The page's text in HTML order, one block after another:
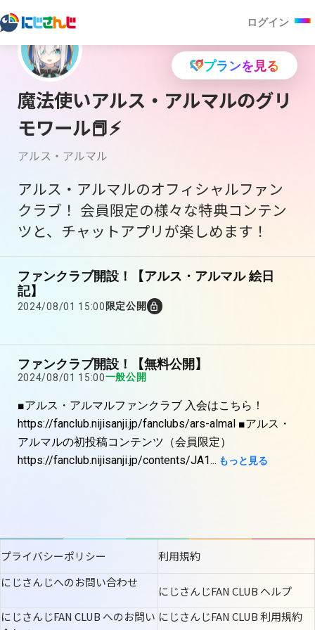
ログイン
プランを見る
魔法使いアルス・アルマルのグリ
モワール📕⚡
アルス・アルマル
アルス・アルマルのオフィシャルファン
クラブ！ 会員限定の様々な特典コンテン
ツと、チャットアプリが楽しめます！
ファンクラブ開設！【アルス・アルマル 絵日
記】
2024/08/01 15:00 限定公開
ファンクラブ開設！【無料公開】
2024/08/01 15:00一般公開
■アルス・アルマルファンクラブ 入会はこちら！
https://fanclub.nijisanji.jp/fanclubs/ars-almal ■アルス・
アルマルの初投稿コンテンツ（会員限定）
https://fanclub.nijisanji.jp/contents/JA1... もっと見る
プライバシーポリシー
利用規約
にじさんじへのお問い合わせ
にじさんじFAN CLUB ヘルプ
にじさんじFAN CLUB へのお問い にじさんじFAN CLUB 利用規約
この機能を使用するには「ANYCOLOR
ID」へのログインが必要です。
ログイン/新規登録